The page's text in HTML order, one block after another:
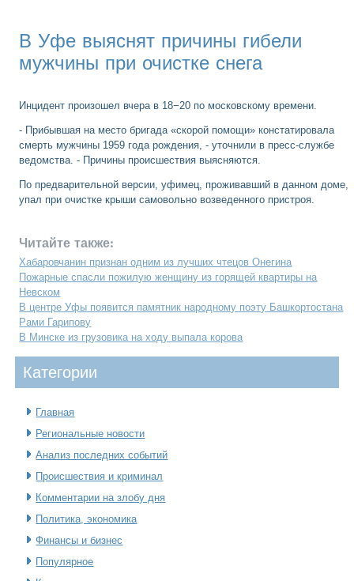
В Уфе выяснят причины гибели
мужчины при очистке снега
Инцидент произошел вчера в 18−20 по московскому времени.
- Прибывшая на место бригада «скорой помощи» констатировала
смерть мужчины 1959 года рождения, - уточнили в пресс-службе
ведомства. - Причины происшествия выясняются.
По предварительной версии, уфимец, проживавший в данном доме,
упал при очистке крыши самовольно возведенного пристроя.
Читайте также:
Хабаровчанин признан одним из лучших чтецов Онегина
Пожарные спасли пожилую женщину из горящей квартиры на
Невском
В центре Уфы появится памятник народному поэту Башкортостана
Рами Гарипову
В Минске из грузовика на ходу выпала корова
Категοрии
Главная
Региональные новости
Анализ последних событий
Происшествия и криминал
Комментарии на злобу дня
Политика, экономика
Финансы и бизнес
Популярное